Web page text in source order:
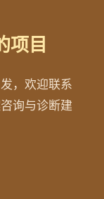
项目
，欢迎联系
询与诊断建